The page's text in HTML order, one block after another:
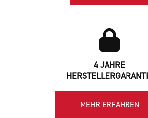
4 JAHRE
MEHR ERFAHREN